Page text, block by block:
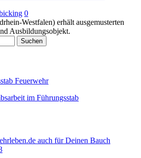
0
Westfalen) erhält ausgemusterten
Ausbildungsobjekt.
im Führungsstab
auch für Deinen Bauch